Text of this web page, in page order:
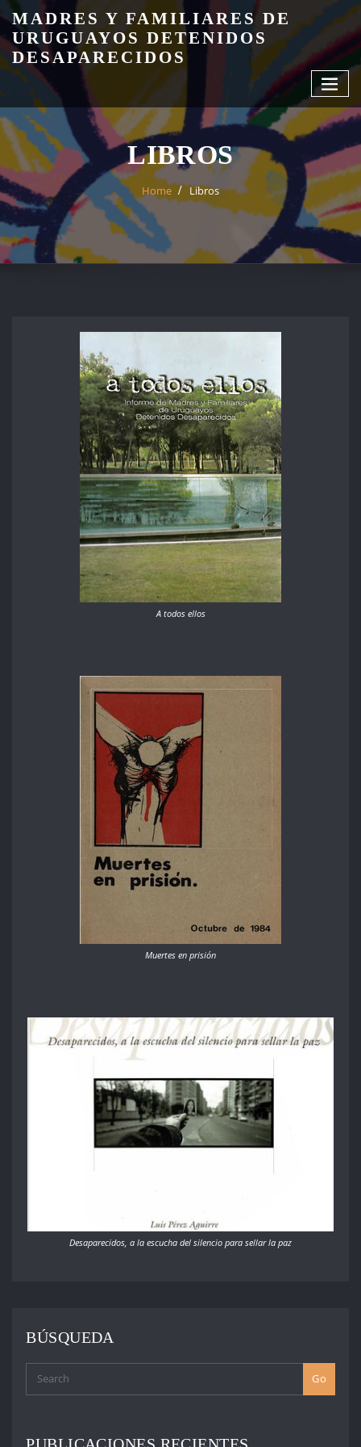
Skip
content
MADRES Y FAMILIARES DE
URUGUAYOS DETENIDOS
DESAPARECIDOS
LIBROS
Home Libros
A todos ellos
Muertes en prisión
Desaparecidos, a la escucha del silencio para sellar la paz
BÚSQUEDA
Go